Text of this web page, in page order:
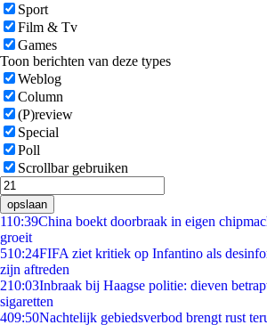
Sport
Film & Tv
Games
Toon berichten van deze types
Weblog
Column
(P)review
Special
Poll
Scrollbar gebruiken
opslaan
110:39China boekt doorbraak in eigen
groeit
510:24FIFA ziet kritiek op Infantino als
zijn aftreden
210:03Inbraak bij Haagse politie: dieven
sigaretten
409:50Nachtelijk gebiedsverbod brengt rust